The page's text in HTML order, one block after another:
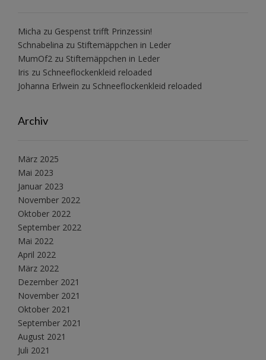
Micha zu Gespenst trifft Prinzessin!
Schnabelina zu Stiftemäppchen in Leder
MumOf2 zu Stiftemäppchen in Leder
Iris zu Schneeflockenkleid reloaded
Johanna Erlwein zu Schneeflockenkleid reloaded
Archiv
März 2025
Mai 2023
Januar 2023
November 2022
Oktober 2022
September 2022
Mai 2022
April 2022
März 2022
Dezember 2021
November 2021
Oktober 2021
September 2021
August 2021
Juli 2021